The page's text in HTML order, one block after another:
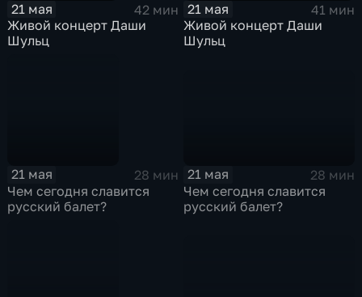
21 мая
42 мин
Живой концерт Даши
Шульц
21 мая
41 мин
Живой концерт Даши
Шульц
21 мая
28 мин
Чем сегодня славится
русский балет?
21 мая
28 мин
Чем сегодня славится
русский балет?